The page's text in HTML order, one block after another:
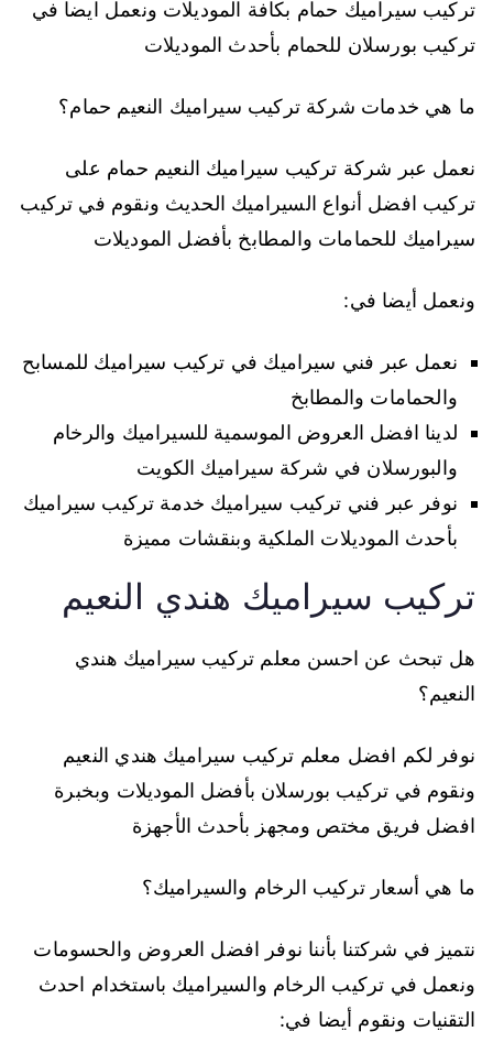
تركيب سيراميك حمام بكافة الموديلات ونعمل ايضا في
تركيب بورسلان للحمام بأحدث الموديلات
ما هي خدمات شركة تركيب سيراميك النعيم حمام؟
نعمل عبر شركة تركيب سيراميك النعيم حمام على
تركيب افضل أنواع السيراميك الحديث ونقوم في تركيب
سيراميك للحمامات والمطابخ بأفضل الموديلات
ونعمل أيضا في:
نعمل عبر فني سيراميك في تركيب سيراميك للمسابح
والحمامات والمطابخ
لدينا افضل العروض الموسمية للسيراميك والرخام
والبورسلان في شركة سيراميك الكويت
نوفر عبر فني تركيب سيراميك خدمة تركيب سيراميك
بأحدث الموديلات الملكية وبنقشات مميزة
تركيب سيراميك هندي النعيم
هل تبحث عن احسن معلم تركيب سيراميك هندي
النعيم؟
نوفر لكم افضل معلم تركيب سيراميك هندي النعيم
ونقوم في تركيب بورسلان بأفضل الموديلات وبخبرة
افضل فريق مختص ومجهز بأحدث الأجهزة
ما هي أسعار تركيب الرخام والسيراميك؟
نتميز في شركتنا بأننا نوفر افضل العروض والحسومات
ونعمل في تركيب الرخام والسيراميك باستخدام احدث
التقنيات ونقوم أيضا في: